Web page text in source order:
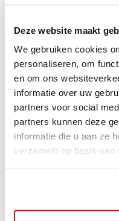
Deze website maakt
We gebruiken cookies
personaliseren, om
en om ons
informatie over uw
partners voor social
partners kunnen deze
informatie die u aan ze
verzameld op basis van
ViaAVIA
meedoen met te gekke